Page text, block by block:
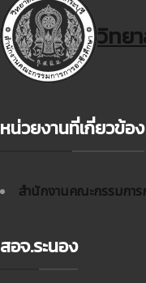
วิทย
หน่วยงานที่เกี่ยวข้อง
สำนักงานคณะกรรมการ
สอจ.ระนอง